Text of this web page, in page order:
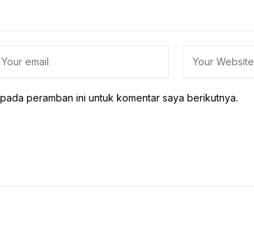
peramban ini untuk komentar saya berikutnya.